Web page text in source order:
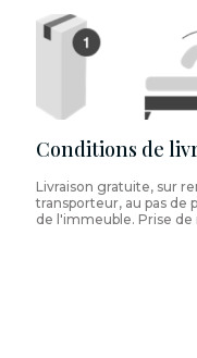
Conditions de
Livraison gratuite, sur
transporteur, au pas de
de l'immeuble. Prise de